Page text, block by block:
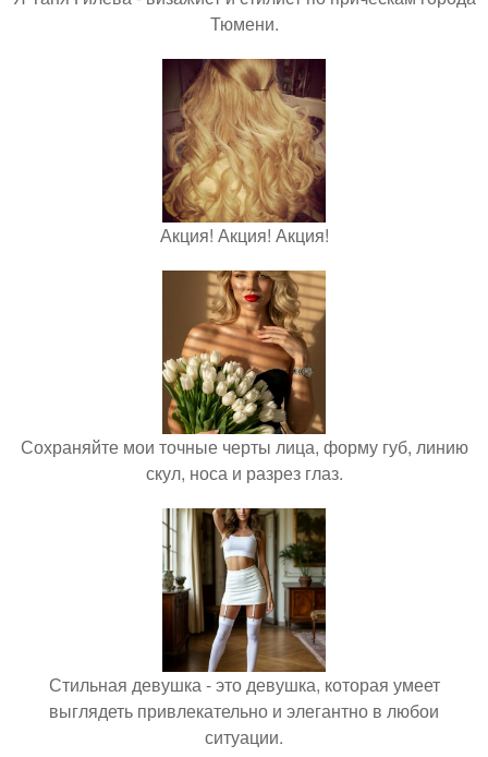
Тюмени.
Акция! Акция! Акция!
Сохраняйте мои точные черты лица, форму губ, линию
скул, носа и разрез глаз.
Стильная девушка - это девушка, которая умеет
выглядеть привлекательно и элегантно в любои
ситуации.